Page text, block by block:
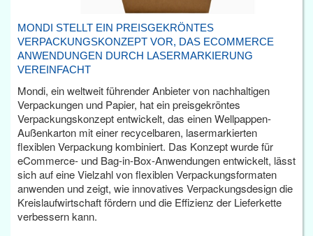
MONDI STELLT EIN PREISGEKRÖNTES
VERPACKUNGSKONZEPT VOR, DAS ECOMMERCE
ANWENDUNGEN DURCH LASERMARKIERUNG
VEREINFACHT
Mondi, ein weltweit führender Anbieter von nachhaltigen
Verpackungen und Papier, hat ein preisgekröntes
Verpackungskonzept entwickelt, das einen Wellpappen-
Außenkarton mit einer recycelbaren, lasermarkierten
flexiblen Verpackung kombiniert. Das Konzept wurde für
eCommerce- und Bag-in-Box-Anwendungen entwickelt, lässt
sich auf eine Vielzahl von flexiblen Verpackungsformaten
anwenden und zeigt, wie innovatives Verpackungsdesign die
Kreislaufwirtschaft fördern und die Effizienz der Lieferkette
verbessern kann.